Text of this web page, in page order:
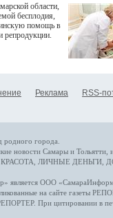
области,
бесплодия,
помощь в
репродукции.
Реклама RSS-
города.
новости Самары и Тольятти,
ЛИЧНЫЕ ДЕНЬГИ
является ООО
на сайте газеты
При цитировании в